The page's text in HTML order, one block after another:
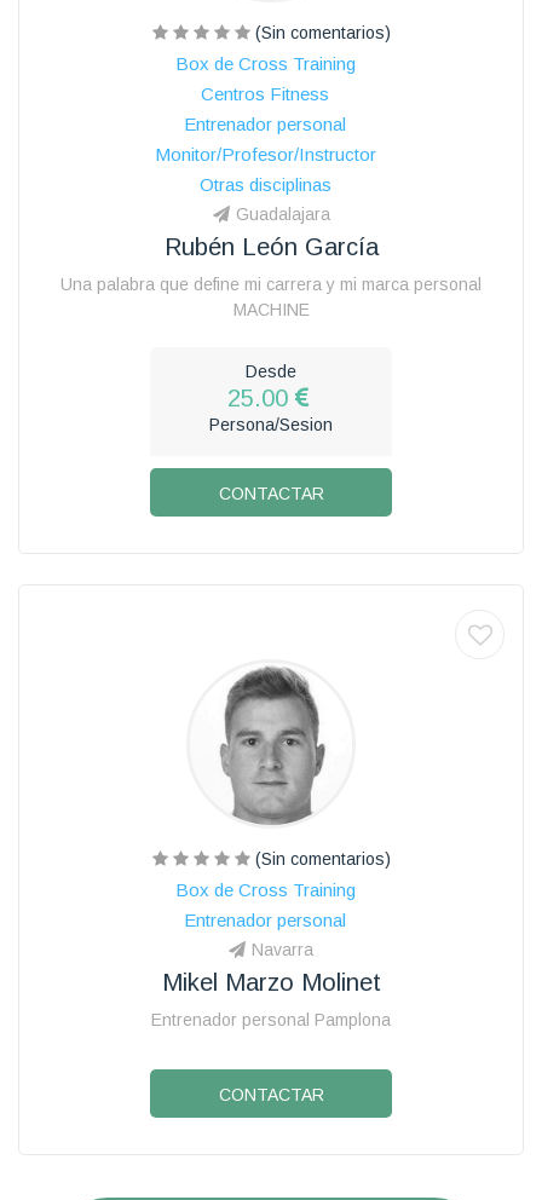
(Sin comentarios)
Box de Cross Training
Centros Fitness
Entrenador personal
Monitor/Profesor/Instructor
Otras disciplinas
Guadalajara
Rubén León García
Una palabra que define mi carrera y mi marca personal
MACHINE
Desde
25.00
Persona/Sesion
CONTACTAR
(Sin comentarios)
Box de Cross Training
Entrenador personal
Navarra
Mikel Marzo Molinet
Entrenador personal Pamplona
CONTACTAR